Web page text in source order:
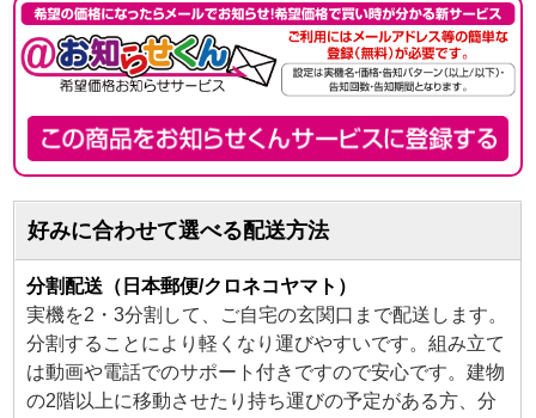
好みに合わせて選べる配送方法
分割配送（日本郵便/クロネコヤマト）
実機を2・3分割して、ご自宅の玄関口まで配送します。
分割することにより軽くなり運びやすいです。組み立て
は動画や電話でのサポート付きですので安心です。建物
の2階以上に移動させたり持ち運びの予定がある方、分